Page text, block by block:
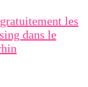
les
dans le